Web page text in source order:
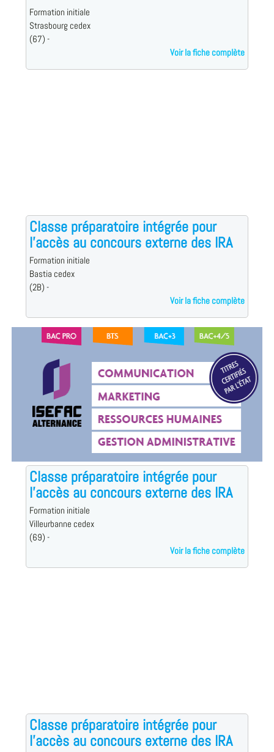
Formation initiale
Strasbourg cedex
(67) -
Voir la fiche complète
Classe préparatoire intégrée pour
l'accès au concours externe des IRA
Formation initiale
Bastia cedex
(2B) -
Voir la fiche complète
Classe préparatoire intégrée pour
l'accès au concours externe des IRA
Formation initiale
Villeurbanne cedex
(69) -
Voir la fiche complète
Classe préparatoire intégrée pour
l'accès au concours externe des IRA